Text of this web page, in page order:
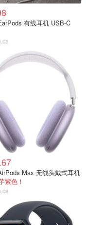
有线耳机 USB-C
Max 无线头戴式耳机
紫色！